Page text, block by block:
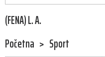
(FENA) L. A.
Početna > Sport